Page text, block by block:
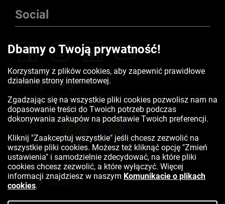
Social
Certyfikaty
Kontakt:523350041
Dbamy o Twoją prywatność!
Korzystamy z plików cookies, aby zapewnić prawidłowe
działanie strony internetowej.
Zgadzając się na wszystkie pliki cookies pozwolisz nam na
dopasowanie treści do Twoich potrzeb podczas
dokonywania zakupów na podstawie Twoich preferencji.
Kliknij "Zaakceptuj wszystkie" jeśli chcesz zezwolić na
wszystkie pliki cookies. Możesz też kliknąć opcję "Zmień
ustawienia" i samodzielnie zdecydować, na które pliki
cookies chcesz zezwolić, a które wyłączyć. Więcej
informacji znajdziesz w naszym Komunikacie o plikach
cookies.